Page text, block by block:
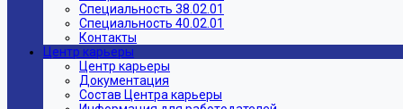
Специальность 38.02.01
Специальность 40.02.01
Контакты
Центр карьеры
Центр карьеры
Документация
Состав Центра карьеры